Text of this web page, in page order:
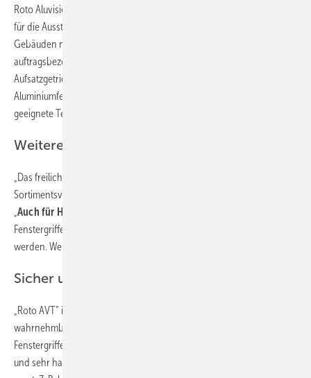
Roto Aluvision habe angesichts der hohen Relevanz des
für die Ausstattung von Pflegeeinrichtungen und öffentlichen
Gebäuden nach einer Möglichkeit gesucht, schnell und
auftragsbezogen antiviral beschichtete Fenstergriffe und
Aufsatzgetriebe in jeder Farbe und Oberfläche zunächst für
Aluminiumfenster anbieten zu können. Mit „Roto AVT“ wurde die dafür
geeignete Technologie gefunden.
Weitere Bauteilgruppen folgen
„Das freilich ist nur der Anfang“, erklärt Matthias Nagat, Leiter
Sortimentsvermarktung und Produktanpassungen Roto Aluvision.
Auch für Holz- und Kunststofffenster
Fenstergriffe und andere Bedienelemente mit ‚Roto AVT‘ bereitgestellt
werden. Weitere Bauteilgruppen werden folgen.“
Sicher und leicht reinigen
„Roto AVT“ ist transparent, dünnschichtig, haptisch kaum
wahrnehmbar und erleichtert die Reinigung bzw. Desinfektion der
Fenstergriffe. Denn durch die Beschichtung entsteht eine porenfreie
und sehr harte Oberfläche, die für den sogenannten Lotus-Effekt